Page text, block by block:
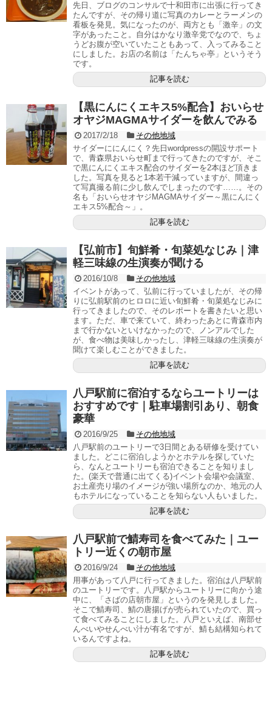
先日、ブログのコンサルで十和田市に出張に行ってき
たんですが、その帰り道に写真のカレーとラーメンの
看板を発見。気になったのが、両方とも「激辛」の文
字があったこと。自分はかなり激辛党でなので、ちょ
うどお腹が空いていたこともあって、入ってみること
にしました。お店の名前は「たんちゃ亭」というそう
です。
記事を読む
【黒にんにくエキス5%配合】おいらせ
オヤジMAGMAサイダーを飲んでみる
2017/2/18
その他地域
サイダーににんにく？先日wordpressの開設サポート
で、青森県おいらせ町まで行ってきたのですが、そこ
で黒にんにくエキス配合のサイダーを2本ほど頂きま
した。写真を見ると1本若干減っていますが、間違っ
て写真撮る前に少し飲んでしまったのです……。その
名も「おいらせオヤジMAGMAサイダー～黒にんにく
エキス5%配合～」。
記事を読む
【弘前市】旬鮮肴・旬菜処なじみ｜津
軽三味線の生演奏が聞ける
2016/10/8
その他地域
イベントがあって、弘前に行っていましたが、その帰
りに弘前駅前のヒロロに近い旬鮮肴・旬菜処なじみに
行ってきましたので、そのレポートを書きたいと思い
ます。ただ、車で来ていて、終わったあとに青森市内
まで行かないといけなかったので、ノンアルでした
が、食べ物は美味しかったし、津軽三味線の生演奏が
聞けて楽しむことができました。
記事を読む
八戸駅前に宿泊するならユートリーは
おすすめです｜駐車場割引あり、朝食
豪華
2016/9/25
その他地域
八戸駅前のユートリーで3日間とある研修を受けてい
ました。どこに宿泊しようかとホテルを探していた
ら、なんとユートリーも宿泊できることを知りまし
た。(楽天で普通に出てくる)イベント会場や会議室、
お土産売り場のイメージが強い場所なのか、地元の人
もホテルになっていることを知らない人もいました。
記事を読む
八戸駅前で鯖寿司を食べてみた｜ユー
トリー近くの朝市屋
2016/9/24
その他地域
用事があって八戸に行ってきました。宿泊は八戸駅前
のユートリーです。八戸駅からユートリーに向かう途
中に、「さばの店朝市屋」というのを発見しました。
そこで鯖寿司、鯖の唐揚げが売られていたので、買っ
て食べてみることにしました。八戸といえば、南部せ
んべいやせんべい汁が有名ですが、鯖も結構知られて
いるんですよね。
記事を読む